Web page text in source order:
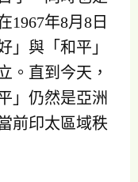
1967年8月8日
」與「和平」
。直到今天，
」仍然是亞洲
前印太區域秩